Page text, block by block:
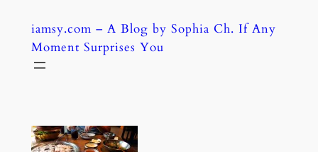
content
iamsy.com – A Blog by Sophia Ch. If Any
Moment Surprises You